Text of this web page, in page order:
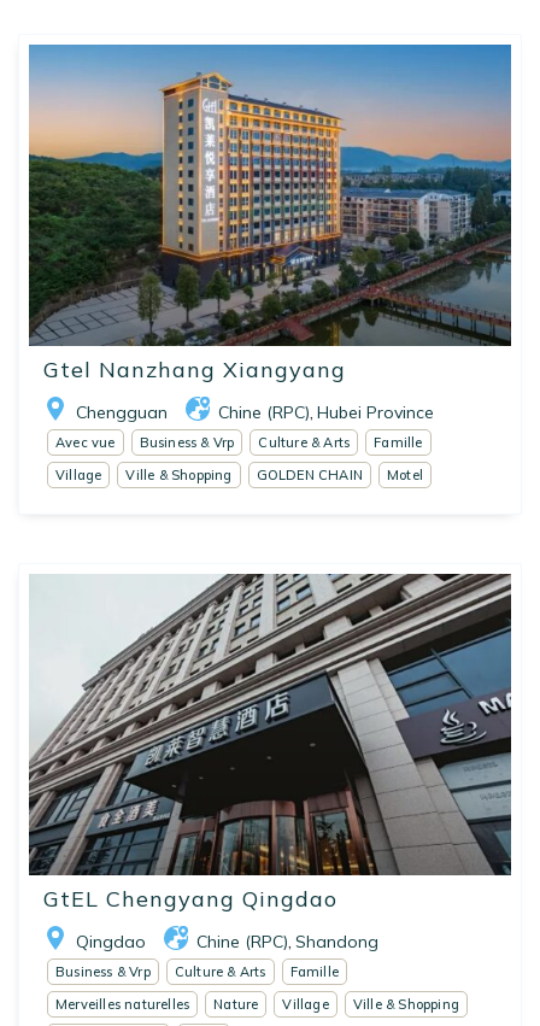
Gtel Nanzhang Xiangyang
Chengguan Chine (RPC) Hubei Province
Avec vue Business & Vrp Culture & Arts
Famille
Village
Ville & Shopping GOLDEN CHAIN Motel
GtEL Chengyang Qingdao
Qingdao Chine (RPC) Shandong
Business & Vrp Culture & Arts
Famille
Merveilles naturelles
Nature Village
Ville & Shopping